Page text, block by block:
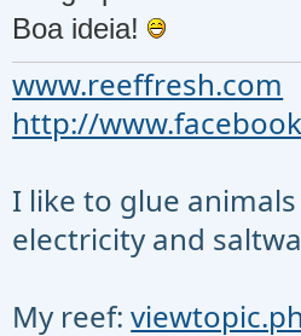
Boa ideia!
www.reeffresh.com
http://
I like to glue
electricity and
My reef: